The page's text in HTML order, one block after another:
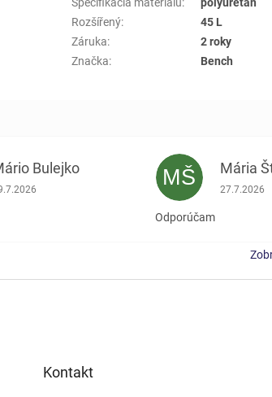
Rozšířený:
45 L
Záruka:
2 roky
Značka: Bench
Bulejko
obchodu je 5 z 5 hviezdičiek.
MŠ 27.7.2026
Odporúčam
Kontakt